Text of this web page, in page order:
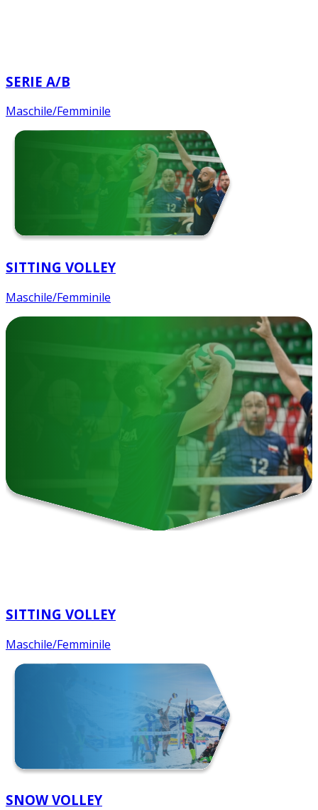
SERIE A/B
Maschile/Femminile
SITTING VOLLEY
Maschile/Femminile
SITTING VOLLEY
Maschile/Femminile
SNOW VOLLEY